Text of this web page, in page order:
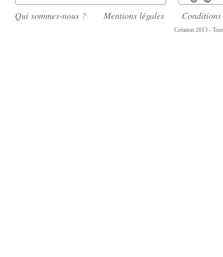
Qui sommes-nous ? Mentions légales Conditions
Création 2013 -